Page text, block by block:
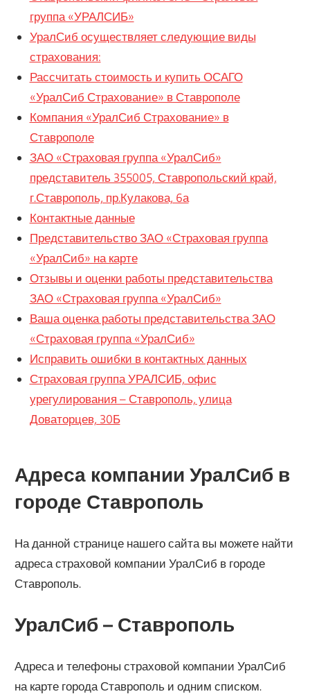
группа «УРАЛСИБ»
УралСиб осуществляет следующие виды
страхования:
Рассчитать стоимость и купить ОСАГО
«УралСиб Страхование» в Ставрополе
Компания «УралСиб Страхование» в
Ставрополе
ЗАО «Страховая группа «УралСиб»
представитель 355005, Ставропольский край,
г.Ставрополь, пр.Кулакова, 6а
Контактные данные
Представительство ЗАО «Страховая группа
«УралСиб» на карте
Отзывы и оценки работы представительства
ЗАО «Страховая группа «УралСиб»
Ваша оценка работы представительства ЗАО
«Страховая группа «УралСиб»
Исправить ошибки в контактных данных
Страховая группа УРАЛСИБ, офис
урегулирования – Ставрополь, улица
Доваторцев, 30Б
Адреса компании УралСиб в
городе Ставрополь
На данной странице нашего сайта вы можете найти
адреса страховой компании УралСиб в городе
Ставрополь.
УралСиб – Ставрополь
Адреса и телефоны страховой компании УралСиб
на карте города Ставрополь и одним списком.